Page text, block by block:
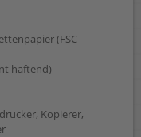
(FSC-
haftend)
Kopierer,